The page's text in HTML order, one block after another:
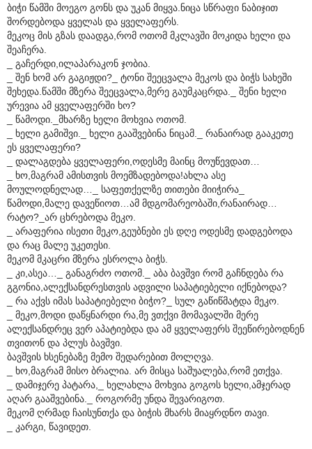
ბიჭი წამში მოეგო გონს და უკან მიყვა.ნიცა სწრაფი ნაბიჯით
შორდებოდა ყველას და ყველაფერს.
მეკოც მის გზას დაადგა,რომ ოთომ მკლავში მოკიდა ხელი და
შეაჩერა.
_ გაჩერდი,ილაპარაკონ ჯობია.
_ შენ ხომ არ გაგიჟდი?_ ტონი შეეცვალა მეკოს და ბიჭს სახეში
შეხედა.წამში მზერა შეეცვალა,მერე გაუმკაცრდა._ შენი ხელი
ურევია ამ ყველაფერში ხო?
_ წამოდი._მხარზე ხელი მოხვია ოთომ.
_ ხელი გამიშვი._ ხელი გააშვებინა ნიცამ._ რანაირად გააკეთე
ეს ყველაფერი?
_ დალაგდება ყველაფერი,ოდესმე მაინც მოუწევდათ…
_ ხო,მაგრამ ამისთვის მოემზადებოდა!ახლა ასე
მოულოდნელად…_ საფეთქელზე თითები მიიჭირა_
წამოდი,მალე დავეწიოთ…ამ მდგომარეობაში,რანაირად…
რატო?_არ ცხრებოდა მეკო.
_ არაფერია ისეთი მეკო,გეუბნები ეს დღე ოდესმე დადგებოდა
და რაც მალე უკეთესი.
მეკომ მკაცრი მზერა ესროლა ბიჭს.
_ კი,ასეა…_ განაგრძო ოთომ._ აბა ბავშვი რომ გაჩნდება რა
გგონია,ალექსანდრესთვის ადვილი საპატიებელი იქნებოდა?
_ რა აქვს იმას საპატიებელი ბიჭო?_ სულ გაწიწმატდა მეკო.
_ მეკო,მოდი დაწყნარდი რა,მე ვთქვი მომავალში მერე
ალექსანდრეც ვერ აპატიებდა და ამ ყველაფერს შეეწირებოდნენ
თვითონ და პლუს ბავშვი.
ბავშვის ხსენებაზე მემო შედარებით მოლღვა.
_ ხო,მაგრამ მისო ბრალია. არ მისცა საშუალება,რომ ეთქვა.
_ დამიჯერე პატარა,_ ხელახლა მოხვია გოგოს ხელი,ამჯერად
აღარ გააშვებინა._ როგორმე უნდა შევარიგოთ.
მეკომ ღრმად ჩაისუნთქა და ბიჭის მხარს მიაყრდნო თავი.
_ კარგი, წავიდეთ.